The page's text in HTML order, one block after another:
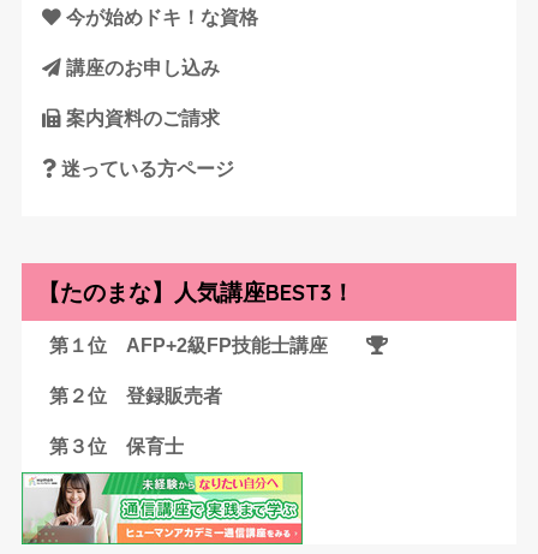
今が始めドキ！な資格
講座のお申し込み
案内資料のご請求
迷っている方ページ
【たのまな】人気講座BEST3！
第１位 AFP+2級FP技能士講座
第２位 登録販売者
第３位 保育士